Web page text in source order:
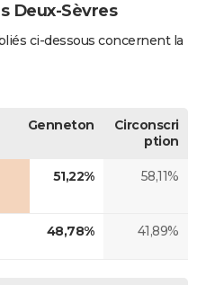
Deux-Sèvres
ci-dessous concernent la
Genneton
Circonscri
ption
51,22% 58,11%
48,78% 41,89%